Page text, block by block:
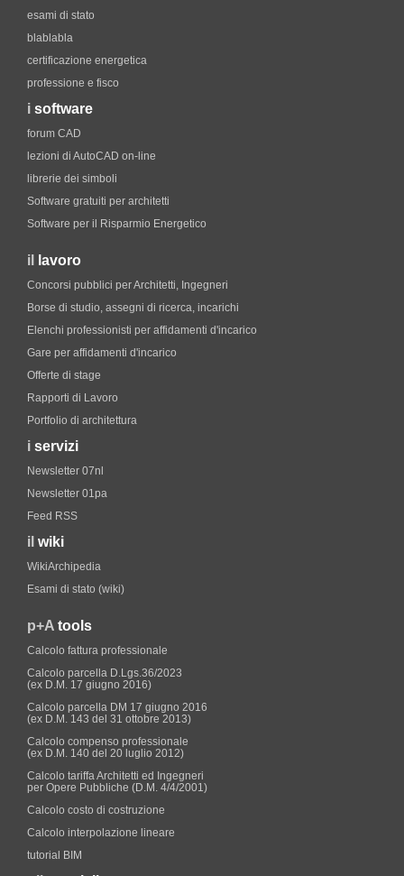
esami di stato
blablabla
certificazione energetica
professione e fisco
i software
forum CAD
lezioni di AutoCAD on-line
librerie dei simboli
Software gratuiti per architetti
Software per il Risparmio Energetico
il lavoro
Concorsi pubblici per Architetti, Ingegneri
Borse di studio, assegni di ricerca, incarichi
Elenchi professionisti per affidamenti d'incarico
Gare per affidamenti d'incarico
Offerte di stage
Rapporti di Lavoro
Portfolio di architettura
i servizi
Newsletter 07nl
Newsletter 01pa
Feed RSS
il wiki
WikiArchipedia
Esami di stato (wiki)
p+A tools
Calcolo fattura professionale
Calcolo parcella D.Lgs.36/2023
(ex D.M. 17 giugno 2016)
Calcolo parcella DM 17 giugno 2016
(ex D.M. 143 del 31 ottobre 2013)
Calcolo compenso professionale
(ex D.M. 140 del 20 luglio 2012)
Calcolo tariffa Architetti ed Ingegneri
per Opere Pubbliche (D.M. 4/4/2001)
Calcolo costo di costruzione
Calcolo interpolazione lineare
tutorial BIM